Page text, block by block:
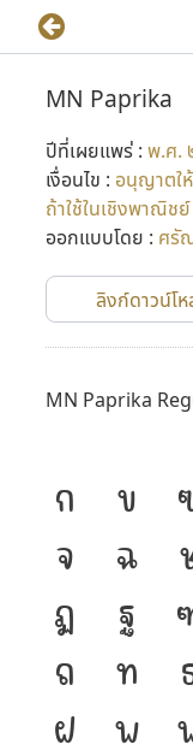
MN Paprika
ปีที่เผยแพร่ : พ.ศ.
เงื่อนไข : อนุญาตใ
ถ้าใช้ในเชิงพาณิช
ออกแบบโดย : ศรั
ลิงก์ดาวน์โ
MN Paprika
ก ข
จ
ฉ
ฏ
ฐ
ถ
ท
ฝ
พ